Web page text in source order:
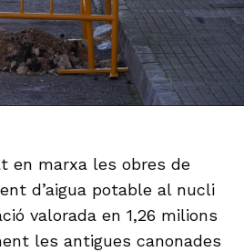
en marxa les obres de
d’aigua potable al nucli
valorada en 1,26 milions
les antigues canonades